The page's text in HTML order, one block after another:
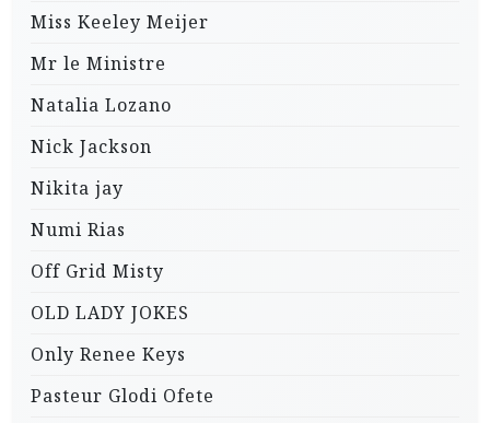
Miss Keeley Meijer
Mr le Ministre
Natalia Lozano
Nick Jackson
Nikita jay
Numi Rias
Off Grid Misty
OLD LADY JOKES
Only Renee Keys
Pasteur Glodi Ofete